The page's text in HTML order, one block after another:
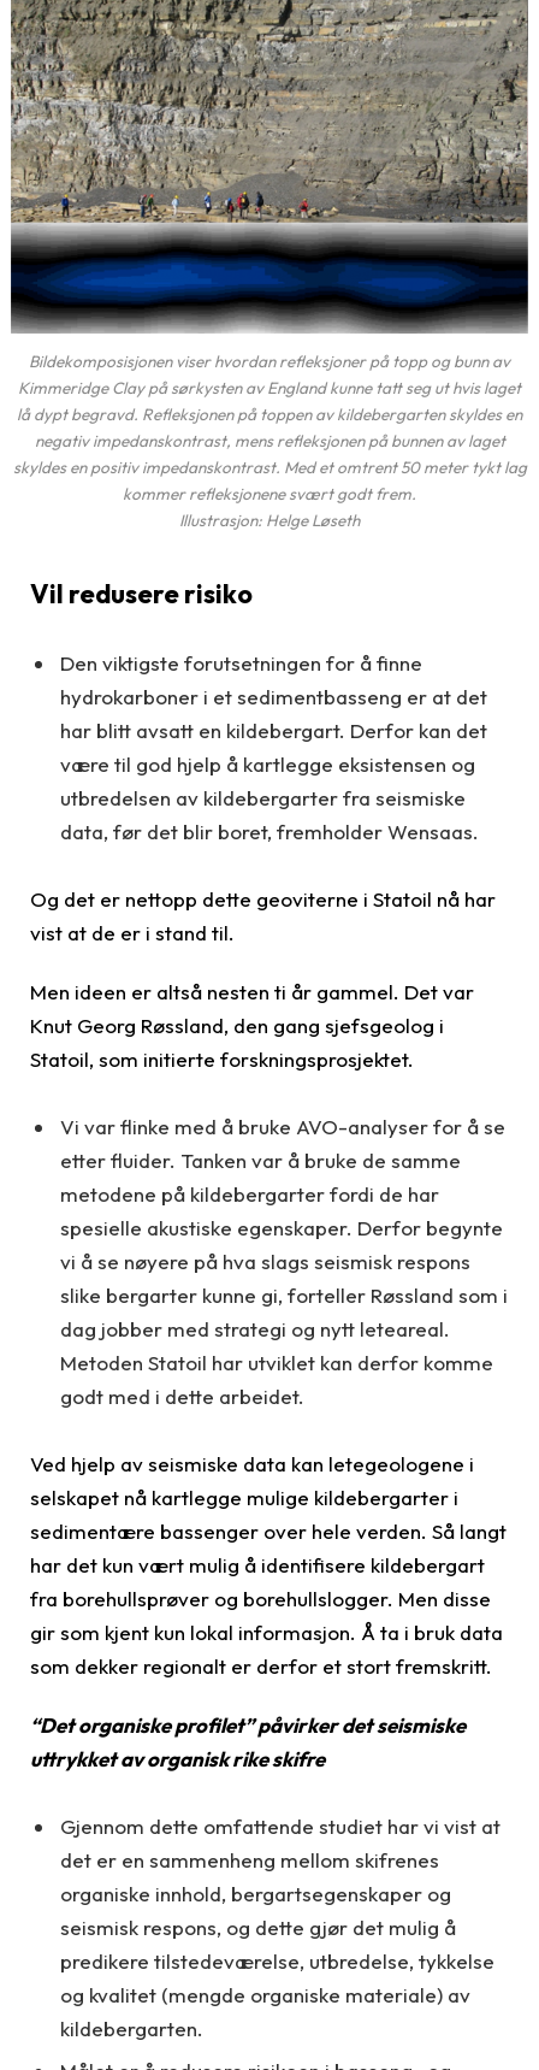
Bildekomposisjonen viser hvordan refleksjoner på topp og bunn av
Kimmeridge Clay på sørkysten av England kunne tatt seg ut hvis laget
lå dypt begravd. Refleksjonen på toppen av kildebergarten skyldes en
negativ impedanskontrast, mens refleksjonen på bunnen av laget
skyldes en positiv impedanskontrast. Med et omtrent 50 meter tykt lag
kommer refleksjonene svært godt frem.
Illustrasjon: Helge Løseth
Vil redusere risiko
Den viktigste forutsetningen for å finne
hydrokarboner i et sedimentbasseng er at det
har blitt avsatt en kildebergart. Derfor kan det
være til god hjelp å kartlegge eksistensen og
utbredelsen av kildebergarter fra seismiske
data, før det blir boret, fremholder Wensaas.
Og det er nettopp dette geoviterne i Statoil nå har
vist at de er i stand til.
Men ideen er altså nesten ti år gammel. Det var
Knut Georg Røssland, den gang sjefsgeolog i
Statoil, som initierte forskningsprosjektet.
Vi var flinke med å bruke AVO-analyser for å se
etter fluider. Tanken var å bruke de samme
metodene på kildebergarter fordi de har
spesielle akustiske egenskaper. Derfor begynte
vi å se nøyere på hva slags seismisk respons
slike bergarter kunne gi, forteller Røssland som i
dag jobber med strategi og nytt leteareal.
Metoden Statoil har utviklet kan derfor komme
godt med i dette arbeidet.
Ved hjelp av seismiske data kan letegeologene i
selskapet nå kartlegge mulige kildebergarter i
sedimentære bassenger over hele verden. Så langt
har det kun vært mulig å identifisere kildebergart
fra borehullsprøver og borehullslogger. Men disse
gir som kjent kun lokal informasjon. Å ta i bruk data
som dekker regionalt er derfor et stort fremskritt.
“Det organiske profilet” påvirker det seismiske
uttrykket av organisk rike skifre
Gjennom dette omfattende studiet har vi vist at
det er en sammenheng mellom skifrenes
organiske innhold, bergartsegenskaper og
seismisk respons, og dette gjør det mulig å
predikere tilstedeværelse, utbredelse, tykkelse
og kvalitet (mengde organiske materiale) av
kildebergarten.